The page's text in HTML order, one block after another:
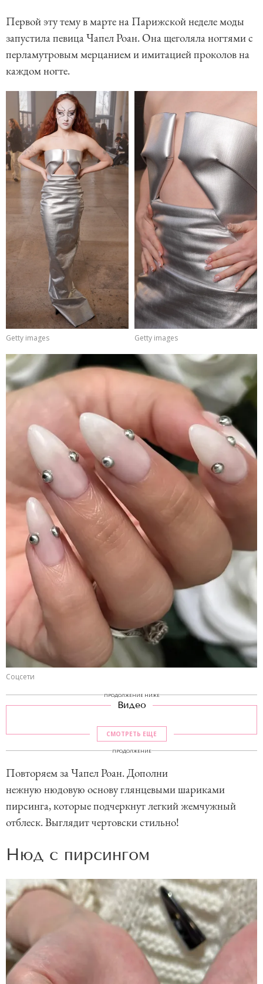
Первой эту тему в марте на Парижской неделе моды
запустила певица Чапел Роан. Она щеголяла ногтями с
перламутровым мерцанием и имитацией проколов на
каждом ногте.
Getty images Getty images
Соцсети
ПРОДОЛЖЕНИЕ НИЖЕ
Видео
СМОТРЕТЬ ЕЩЕ
ПРОДОЛЖЕНИЕ
Повторяем за Чапел Роан. Дополни
нежную нюдовую основу глянцевыми шариками
пирсинга, которые подчеркнут легкий жемчужный
отблеск. Выглядит чертовски стильно!
Нюд с пирсингом